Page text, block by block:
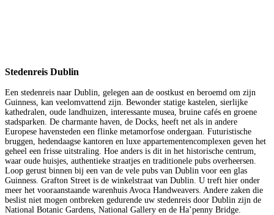
Stedenreis Dublin
Een stedenreis naar Dublin, gelegen aan de oostkust en beroemd om zijn
Guinness, kan veelomvattend zijn. Bewonder statige kastelen, sierlijke
kathedralen, oude landhuizen, interessante musea, bruine cafés en groene
stadsparken. De charmante haven, de Docks, heeft net als in andere
Europese havensteden een flinke metamorfose ondergaan. Futuristische
bruggen, hedendaagse kantoren en luxe appartementencomplexen geven het
geheel een frisse uitstraling. Hoe anders is dit in het historische centrum,
waar oude huisjes, authentieke straatjes en traditionele pubs overheersen.
Loop gerust binnen bij een van de vele pubs van Dublin voor een glas
Guinness. Grafton Street is de winkelstraat van Dublin. U treft hier onder
meer het vooraanstaande warenhuis Avoca Handweavers. Andere zaken die
beslist niet mogen ontbreken gedurende uw stedenreis door Dublin zijn de
National Botanic Gardens, National Gallery en de Ha’penny Bridge.